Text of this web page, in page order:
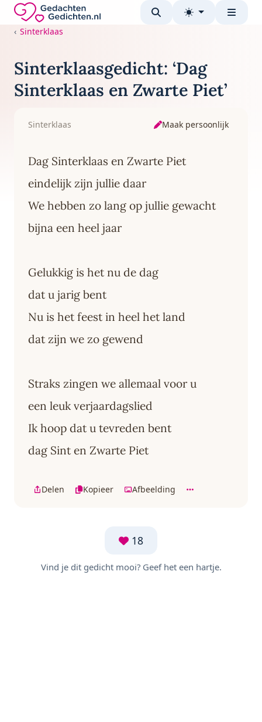
Direct naar de inhoud
Gedachten-Gedichten.nl — naar de homepage
Sinterklaas
Sinterklaasgedicht: ‘Dag
Sinterklaas en Zwarte Piet’
Sinterklaas Maak persoonlijk
Dag Sinterklaas en Zwarte Piet
eindelijk zijn jullie daar
We hebben zo lang op jullie gewacht
bijna een heel jaar
Gelukkig is het nu de dag
dat u jarig bent
Nu is het feest in heel het land
dat zijn we zo gewend
Straks zingen we allemaal voor u
een leuk verjaardagslied
Ik hoop dat u tevreden bent
dag Sint en Zwarte Piet
Delen Kopieer Afbeelding
18
Vind je dit gedicht mooi? Geef het een hartje.